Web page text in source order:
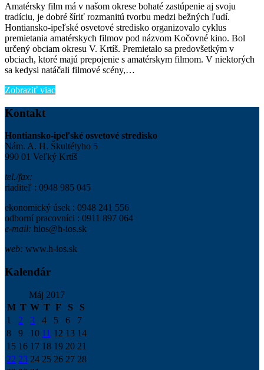
Amatérsky film má v našom okrese bohaté zastúpenie aj svoju
tradíciu, je dobré šíriť rozmanitú tvorbu medzi bežných ľudí.
Hontiansko-ipeľské osvetové stredisko organizovalo cyklus
premietania amatérskych filmov pod názvom Kočovné kino. Bol
určený obciam okresu V. Krtíš. Premietalo sa predovšetkým v
obciach, ktoré majú prepojenie s amatérskym filmom. V niektorých
sa kedysi natáčali filmové scény,…
Zobraziť viac
Kontakt
Hontiansko-ipeľské osvetové stredisko
Nám. A. H. Škultétyho 5
990 01 Veľký Krtíš
tel./fax:
riaditeľ : 0948 985 045
ekonomický úsek : 0948 241 556
odborní pracovníci : 0911 897 064
e-mail: hios@h-ios.sk
web: www.h-ios.sk
Kalendár
Máj 2017
M T W T F S
S
1
2 3 4 5 6
7
8
9 10 11 12 13 14
15 16 17 18 19 20 21
22 23 24 25 26 27 28